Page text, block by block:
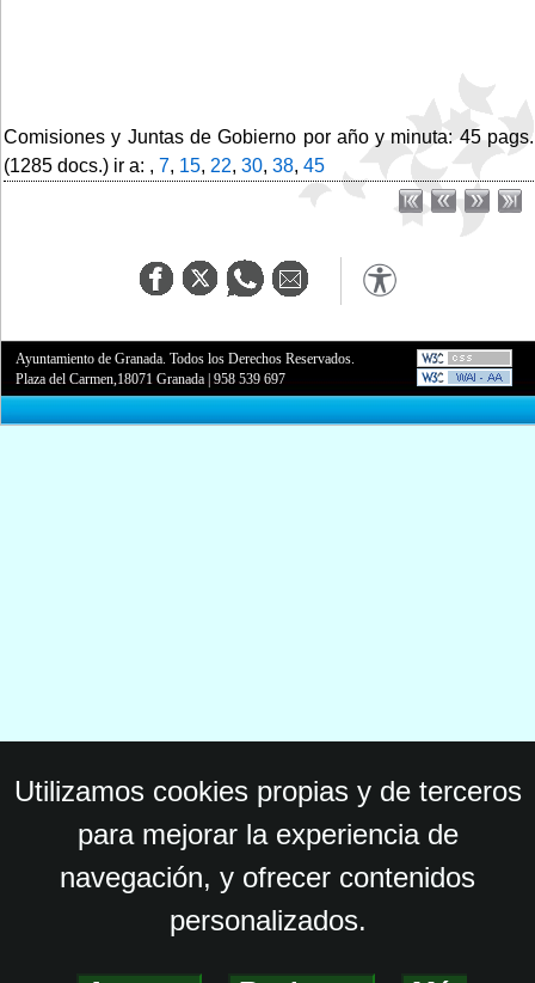
Comisiones y Juntas de Gobierno por año y minuta: 45 pags.
(1285 docs.) ir a: , 7, 15, 22, 30, 38, 45
Ayuntamiento de Granada. Todos los Derechos Reservados.
Plaza del Carmen,18071 Granada |958 539 697
Utilizamos cookies propias y de terceros
para mejorar la experiencia de
navegación, y ofrecer contenidos
personalizados.